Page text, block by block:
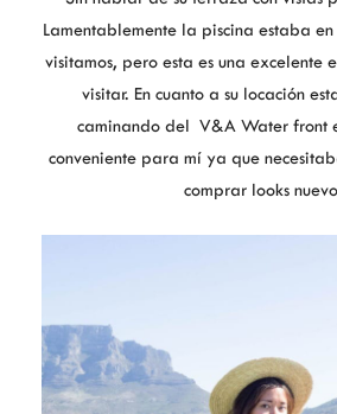
Lamentablemente la piscina estaba
visitamos, pero esta es una excelente
visitar. En cuanto a su locación
caminando del V&A Water front
conveniente para mí ya que
comprar looks